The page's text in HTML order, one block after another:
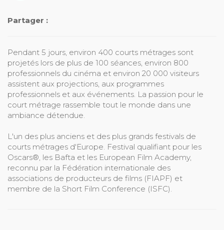
Partager :
Pendant 5 jours, environ 400 courts métrages sont
projetés lors de plus de 100 séances, environ 800
professionnels du cinéma et environ 20 000 visiteurs
assistent aux projections, aux programmes
professionnels et aux événements. La passion pour le
court métrage rassemble tout le monde dans une
ambiance détendue.
L'un des plus anciens et des plus grands festivals de
courts métrages d'Europe. Festival qualifiant pour les
Oscars®, les Bafta et les European Film Academy,
reconnu par la Fédération internationale des
associations de producteurs de films (FIAPF) et
membre de la Short Film Conference (ISFC).